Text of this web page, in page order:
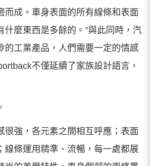
而成。車身表面的所有線條和表面
什麼東西是多餘的。”與此同時，汽
的工業產品，人們需要一定的情感
不僅延續了家族設計語言，
很強，各元素之間相互呼應；表面
線條運用精準、流暢，每一處都展